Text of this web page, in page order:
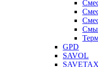
GPD
SAVOL
SAVETAX